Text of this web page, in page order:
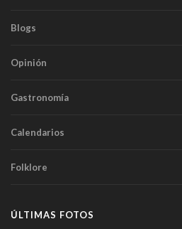
Blogs
Opinión
Gastronomía
Calendarios
Folklore
ÚLTIMAS FOTOS